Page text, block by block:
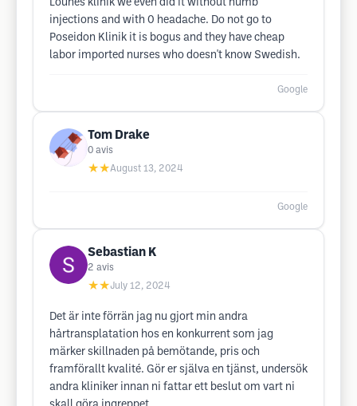
Lounes klinik we even did it without numb
injections and with 0 headache. Do not go to
Poseidon Klinik it is bogus and they have cheap
labor imported nurses who doesn't know Swedish.
Google
Tom Drake
0 avis
★★August 13, 2024
Google
Sebastian K
2 avis
★★July 12, 2024
Det är inte förrän jag nu gjort min andra
hårtransplatation hos en konkurrent som jag
märker skillnaden på bemötande, pris och
framförallt kvalité. Gör er själva en tjänst, undersök
andra kliniker innan ni fattar ett beslut om vart ni